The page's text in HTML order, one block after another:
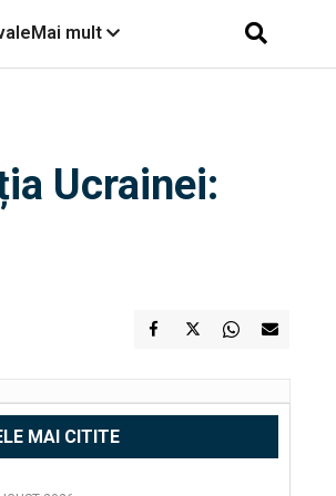
Mai mult
Ucrainei:
MAI CITITE